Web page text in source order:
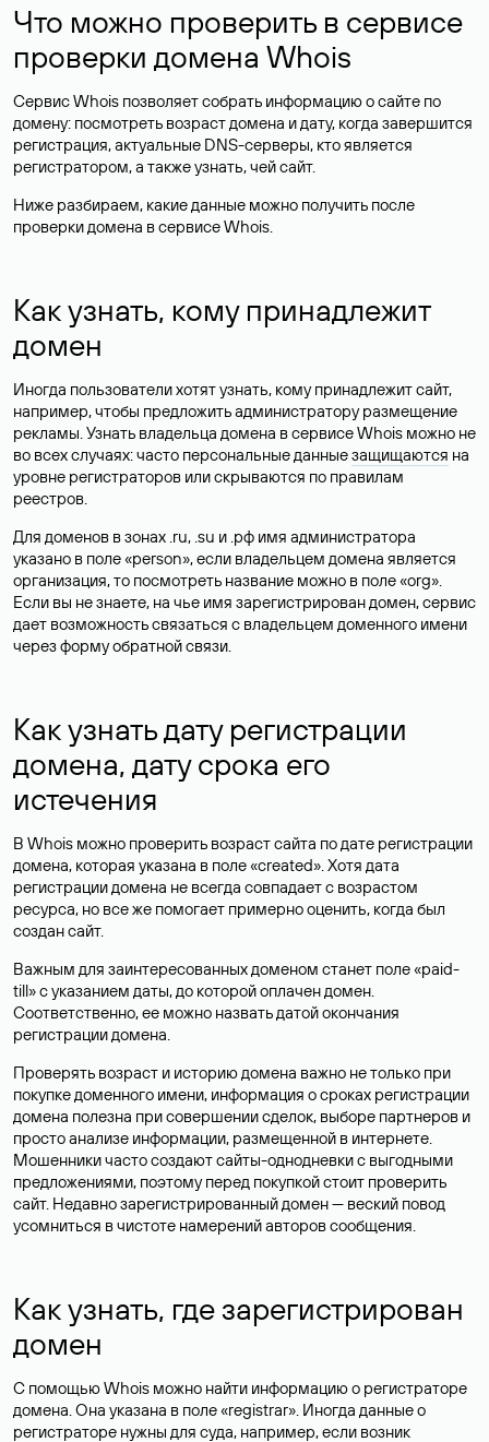
Что можно проверить в сервисе
проверки домена Whois
Сервис Whois позволяет собрать информацию о сайте по
домену: посмотреть возраст домена и дату, когда завершится
регистрация, актуальные DNS-серверы, кто является
регистратором, а также узнать, чей сайт.
Ниже разбираем, какие данные можно получить после
проверки домена в сервисе Whois.
Как узнать, кому принадлежит
домен
Иногда пользователи хотят узнать, кому принадлежит сайт,
например, чтобы предложить администратору размещение
рекламы. Узнать владельца домена в сервисе Whois можно не
во всех случаях: часто персональные данныезащищаются на
уровне регистраторов или скрываются по правилам
реестров.
Для доменов в зонах .ru, .su и .рф имя администратора
указано в поле «person», если владельцем домена является
организация, то посмотреть название можно в поле «org».
Если вы не знаете, на чье имя зарегистрирован домен, сервис
дает возможность связаться с владельцем доменного имени
через форму обратной связи.
Как узнать дату регистрации
домена, дату срока его
истечения
В Whois можно проверить возраст сайта по дате регистрации
домена, которая указана в поле «created». Хотя дата
регистрации домена не всегда совпадает с возрастом
ресурса, но все же помогает примерно оценить, когда был
создан сайт.
Важным для заинтересованных доменом станет поле «paid-
till» с указанием даты, до которой оплачен домен.
Соответственно, ее можно назвать датой окончания
регистрации домена.
Проверять возраст и историю домена важно не только при
покупке доменного имени, информация о сроках регистрации
домена полезна при совершении сделок, выборе партнеров и
просто анализе информации, размещенной в интернете.
Мошенники часто создают сайты-однодневки с выгодными
предложениями, поэтому перед покупкой стоит проверить
сайт. Недавно зарегистрированный домен — веский повод
усомниться в чистоте намерений авторов сообщения.
Как узнать, где зарегистрирован
домен
С помощью Whois можно найти информацию о регистраторе
домена. Она указана в поле «registrar». Иногда данные о
регистраторе нужны для суда, например, если возник